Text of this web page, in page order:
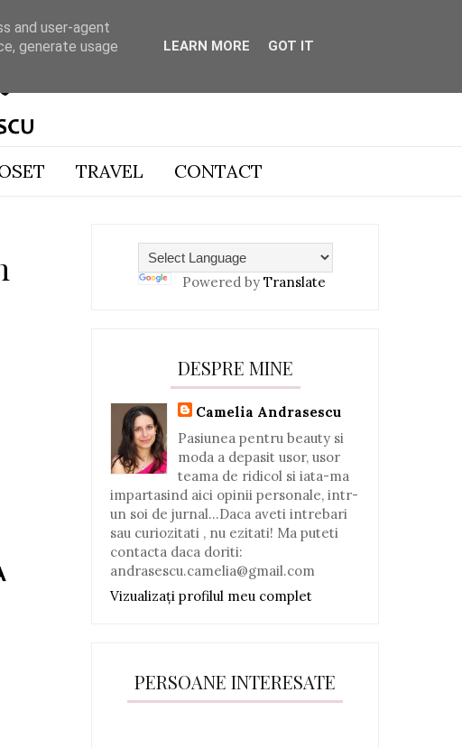
TRAVEL CONTACT
Powered by Translate
DESPRE MINE
Camelia Andrasescu
Pasiunea pentru beauty si
moda a depasit usor, usor
teama de ridicol si iata-ma
impartasind aici opinii personale, intr-
un soi de jurnal...Daca aveti intrebari
sau curiozitati , nu ezitati! Ma puteti
contacta daca doriti:
andrasescu.camelia@gmail.com
Vizualizați profilul meu complet
PERSOANE INTERESATE
and user-agent
generate usage
LEARN MORE GOT IT